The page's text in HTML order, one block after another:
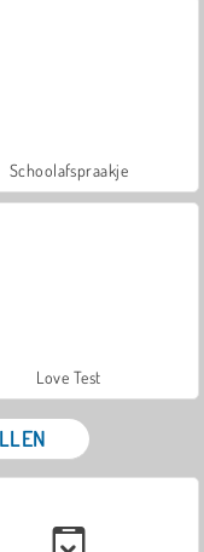
Schoolafspraakje
Love Test